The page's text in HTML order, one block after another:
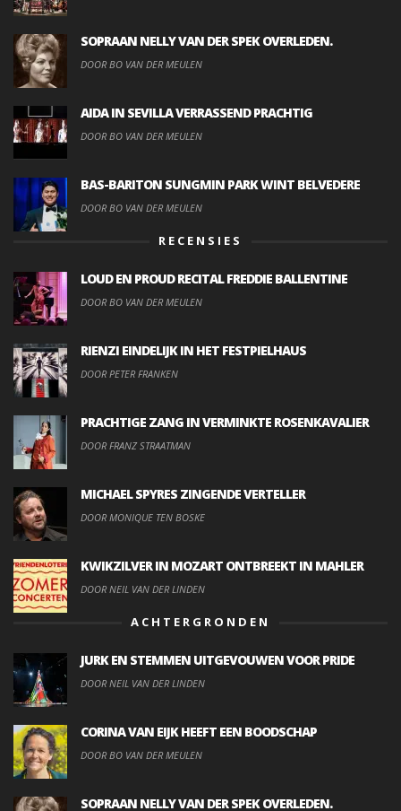
SOPRAAN NELLY VAN DER SPEK OVERLEDEN.
DOOR BO VAN DER MEULEN
AIDA IN SEVILLA VERRASSEND PRACHTIG
DOOR BO VAN DER MEULEN
BAS-BARITON SUNGMIN PARK WINT BELVEDERE
DOOR BO VAN DER MEULEN
RECENSIES
LOUD EN PROUD RECITAL FREDDIE BALLENTINE
DOOR BO VAN DER MEULEN
RIENZI EINDELIJK IN HET FESTPIELHAUS
DOOR PETER FRANKEN
PRACHTIGE ZANG IN VERMINKTE ROSENKAVALIER
DOOR FRANZ STRAATMAN
MICHAEL SPYRES ZINGENDE VERTELLER
DOOR MONIQUE TEN BOSKE
KWIKZILVER IN MOZART ONTBREEKT IN MAHLER
DOOR NEIL VAN DER LINDEN
ACHTERGRONDEN
JURK EN STEMMEN UITGEVOUWEN VOOR PRIDE
DOOR NEIL VAN DER LINDEN
CORINA VAN EIJK HEEFT EEN BOODSCHAP
DOOR BO VAN DER MEULEN
SOPRAAN NELLY VAN DER SPEK OVERLEDEN.